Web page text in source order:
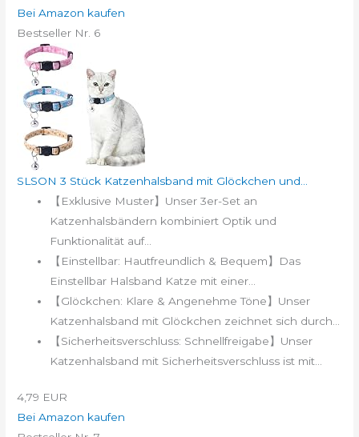
Bei Amazon kaufen
Bestseller Nr. 6
SLSON 3 Stück Katzenhalsband mit Glöckchen und...
【Exklusive Muster】Unser 3er-Set an
Katzenhalsbändern kombiniert Optik und
Funktionalität auf...
【Einstellbar: Hautfreundlich & Bequem】Das
Einstellbar Halsband Katze mit einer...
【Glöckchen: Klare & Angenehme Töne】Unser
Katzenhalsband mit Glöckchen zeichnet sich durch...
【Sicherheitsverschluss: Schnellfreigabe】Unser
Katzenhalsband mit Sicherheitsverschluss ist mit...
4,79 EUR
Bei Amazon kaufen